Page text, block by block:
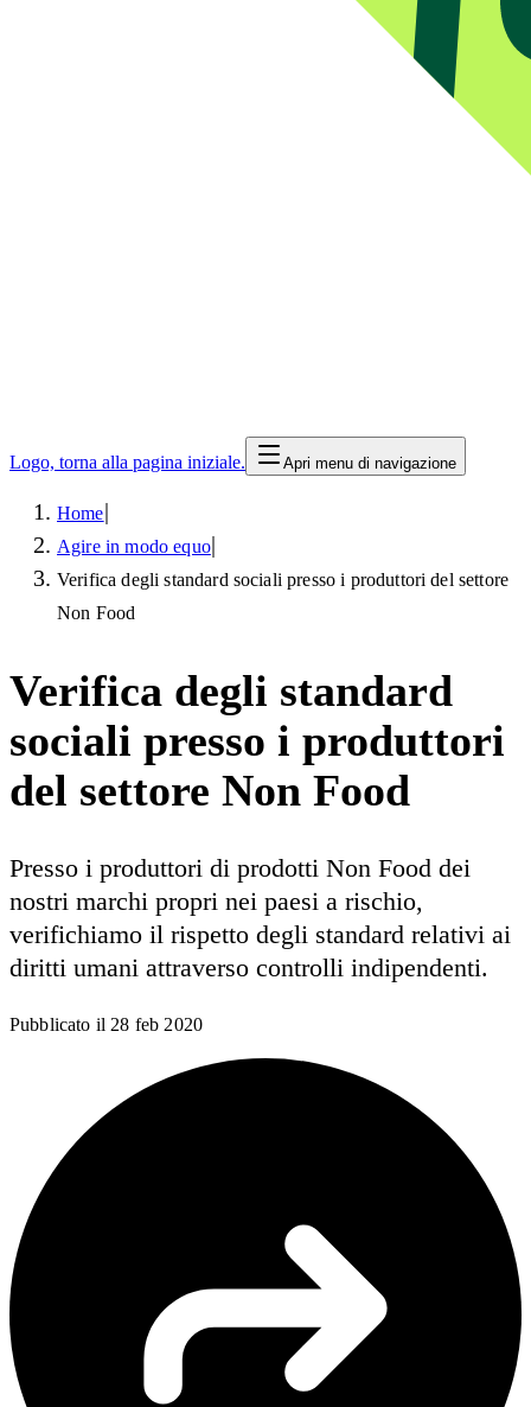
Logo, torna alla pagina iniziale. Apri menu di navigazione
Home|
Agire in modo equo|
Verifica degli standard sociali presso i produttori del settore
Non Food
Verifica degli standard
sociali presso i produttori
del settore Non Food
Presso i produttori di prodotti Non Food dei
nostri marchi propri nei paesi a rischio,
verifichiamo il rispetto degli standard relativi ai
diritti umani attraverso controlli indipendenti.
Pubblicato il 28 feb 2020